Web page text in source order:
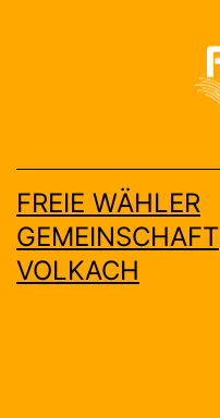
FREIE WÄHLER
GEMEINSCHAFT
VOLKACH